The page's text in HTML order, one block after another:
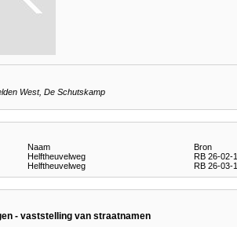
West, De Schutskamp
Naam
Bron
Helftheuvelweg
RB 26-02-
Helftheuvelweg RB 26-03-
- vaststelling van straatnamen